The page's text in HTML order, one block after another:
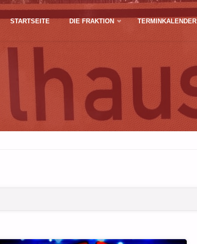
Zum
STARTSEITE DIE FRAKTION TERMINKALENDER